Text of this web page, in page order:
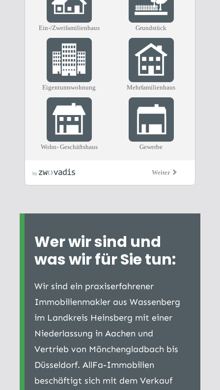
Wer wir sind und
was wir für Sie tun:
Wir sind ein praxiserfahrener
Immobilienmakler aus Wassenberg
im Landkreis Heinsberg mit einer
Niederlassung in Aachen und
Vertrieb von Mönchengladbach bis
Düsseldorf. AllFa-Immobilien
beschäftigt sich mit dem Verkauf